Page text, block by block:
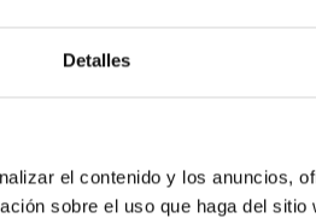
Detalles
el contenido y los anuncios,
sobre el uso que haga del